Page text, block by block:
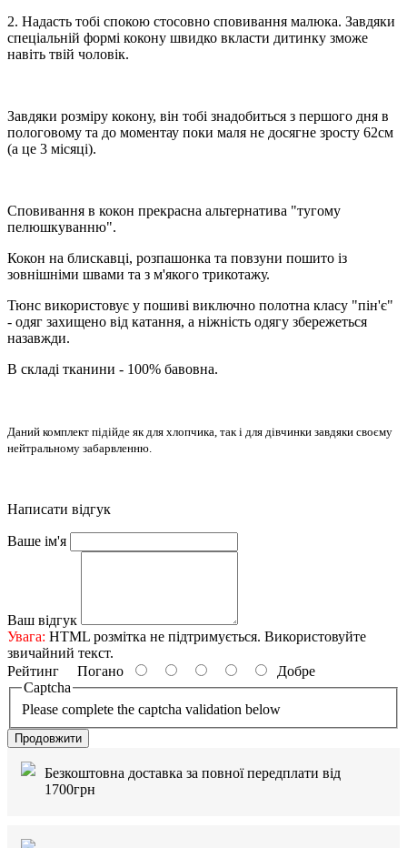
2. Надасть тобі спокою стосовно сповивання малюка. Завдяки
спеціальній формі кокону швидко вкласти дитинку зможе
навіть твій чоловік.
Завдяки розміру кокону, він тобі знадобиться з першого дня в
пологовому та до моментау поки маля не досягне зросту 62см
(а це 3 місяці).
Сповивання в кокон прекрасна альтернатива "тугому
пелюшкуванню".
Кокон на блискавці, розпашонка та повзуни пошито із
зовнішніми швами та з м'якого трикотажу.
Тюнс використовує у пошиві виключно полотна класу "пін'є"
- одяг захищено від катання, а ніжність одягу збережеться
назавжди.
В складі тканини - 100% бавовна.
Даний комплект підійде як для хлопчика, так і для дівчинки завдяки своєму
нейтральному забарвленню.
Написати відгук
Ваше ім'я
Ваш відгук
Увага: HTML розмітка не підтримується. Використовуйте
звичайний текст.
Рейтинг Погано
Добре
Captcha
Please complete the captcha validation below
Продовжити
Безкоштовна доставка за повної передплати від
1700грн